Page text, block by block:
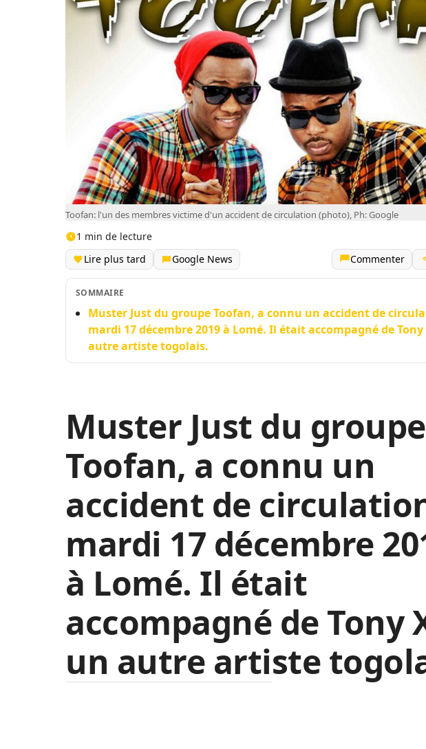
Toofan: l'un des membres victime d'un accident de circulation (photo), Ph: Google
1 min de lecture
Lire plus tard
Google News Commenter
SOMMAIRE
Muster Just du groupe Toofan, a connu un accident de
mardi 17 décembre 2019 à Lomé. Il était accompagné de Tony
autre artiste togolais.
Muster Just du groupe
Toofan, a connu un
accident de
mardi 17 décembre
à Lomé. Il était
accompagné de Tony
un autre artiste